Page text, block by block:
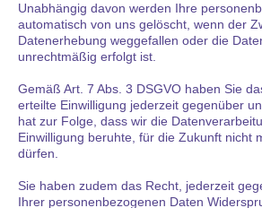
Unabhängig davon werden Ihre
automatisch von uns gelöscht, wenn der
Datenerhebung weggefallen oder die
unrechtmäßig erfolgt ist.
Gemäß Art. 7 Abs. 3 DSGVO haben Sie
erteilte Einwilligung jederzeit gegenüber
hat zur Folge, dass wir die
Einwilligung beruhte, für die Zukunft nicht
dürfen.
Sie haben zudem das Recht, jederzeit
Ihrer personenbezogenen Daten